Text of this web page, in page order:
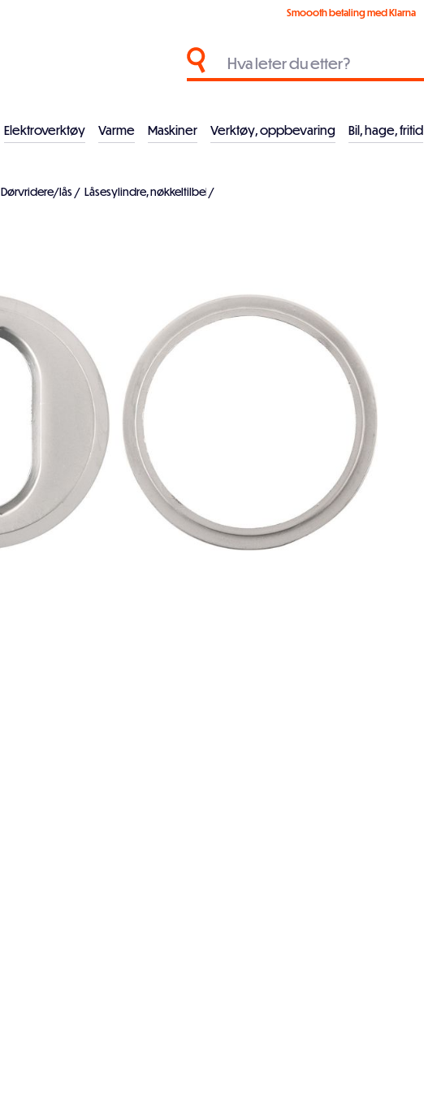
Smoooth betaling med Klarna
Elektroverktøy Varme Maskiner Verktøy, oppbevaring Bil, hage, fritid
Dørvridere/lås / Låsesylindre, nøkkeltilbehør
/